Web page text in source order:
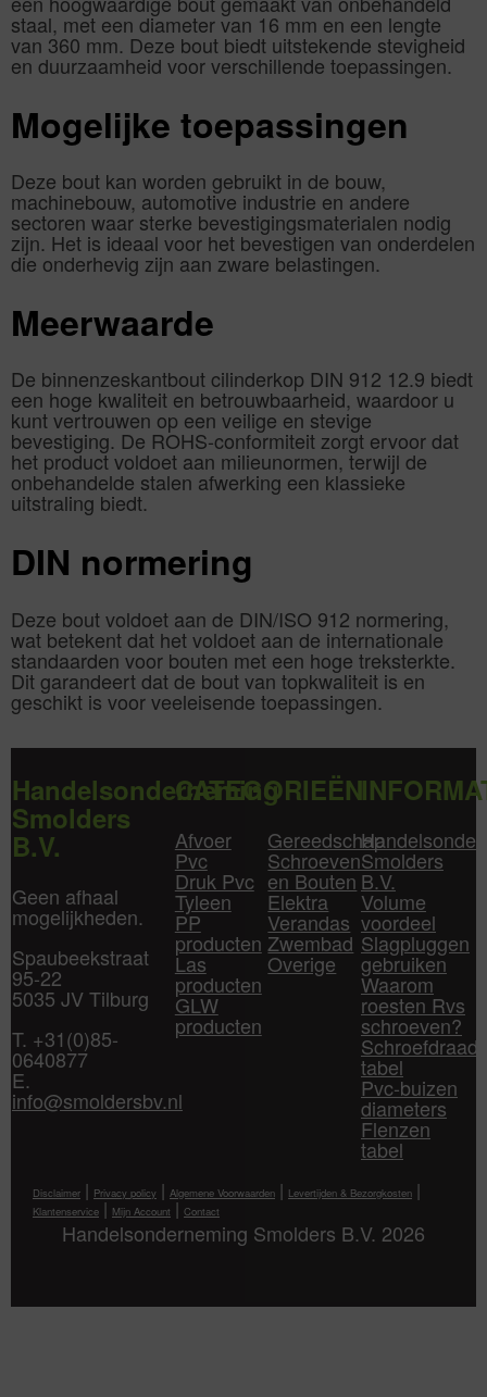
staal, met een diameter van 16 mm en een lengte
van 360 mm. Deze bout biedt uitstekende stevigheid
en duurzaamheid voor verschillende toepassingen.
Mogelijke toepassingen
Deze bout kan worden gebruikt in de bouw,
machinebouw, automotive industrie en andere
sectoren waar sterke bevestigingsmaterialen nodig
zijn. Het is ideaal voor het bevestigen van onderdelen
die onderhevig zijn aan zware belastingen.
Meerwaarde
De binnenzeskantbout cilinderkop DIN 912 12.9 biedt
een hoge kwaliteit en betrouwbaarheid, waardoor u
kunt vertrouwen op een veilige en stevige
bevestiging. De ROHS-conformiteit zorgt ervoor dat
het product voldoet aan milieunormen, terwijl de
onbehandelde stalen afwerking een klassieke
uitstraling biedt.
DIN normering
Deze bout voldoet aan de DIN/ISO 912 normering,
wat betekent dat het voldoet aan de internationale
standaarden voor bouten met een hoge treksterkte.
Dit garandeert dat de bout van topkwaliteit is en
geschikt is voor veeleisende toepassingen.
Handelsonderneming
Smolders
B.V.
Geen afhaal
mogelijkheden.
Spaubeekstraat
95-22
5035 JV Tilburg
T. +31(0)85-
0640877
E.
info@smoldersbv.nl
CATEGORIEËN
Afvoer
Pvc
Druk Pvc
Tyleen
PP
producten
Las
producten
GLW
producten
Gereedschap
Schroeven
en Bouten
Elektra
Verandas
Zwembad
Overige
Smolders
B.V.
Volume
voordeel
Slagpluggen
gebruiken
Waarom
roesten Rvs
schroeven?
Schroefdraad
tabel
Pvc-buizen
diameters
Flenzen
tabel
Disclaimer | Privacy policy | Algemene Voorwaarden | Levertijden & Bezorgkosten |
Klantenservice | Mijn Account | Contact
Handelsonderneming Smolders B.V. 2026